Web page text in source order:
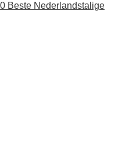
Beste Nederlandstalige